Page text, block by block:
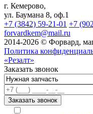
г. Кемерово,
ул. Баумана 8, оф.1
+7 (3842) 59-21-01 +7
forvardkem@mail.ru
2014-2026 © Форвард,
Политика
«Резалт»
Заказать звонок